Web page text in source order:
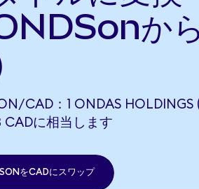
ONDSonか
CAD：1 ONDAS HOLDINGS
CADに相当します
をCADにスワップ